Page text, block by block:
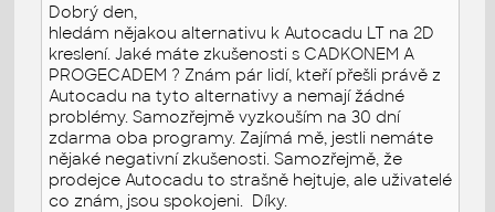
Dobrý den,
hledám nějakou alternativu k Autocadu LT na 2D
kreslení. Jaké máte zkušenosti s CADKONEM A
PROGECADEM ? Znám pár lidí, kteří přešli právě z
Autocadu na tyto alternativy a nemají žádné
problémy. Samozřejmě vyzkouším na 30 dní
zdarma oba programy. Zajímá mě, jestli nemáte
nějaké negativní zkušenosti. Samozřejmě, že
prodejce Autocadu to strašně hejtuje, ale uživatelé
co znám, jsou spokojeni. Díky.